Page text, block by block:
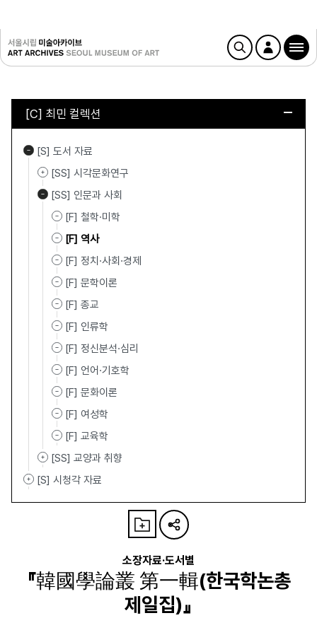
[C] 최민 컬렉션
[S] 도서 자료
[SS] 시각문화연구
[SS] 인문과 사회
[F] 철학·미학
[F] 역사
[F] 정치·사회·경제
[F] 문학이론
[F] 종교
[F] 인류학
[F] 정신분석·심리
[F] 언어·기호학
[F] 문화이론
[F] 여성학
[F] 교육학
[SS] 교양과 취향
[S] 시청각 자료
소장자료·도서별
『韓國學論叢 第一輯(한국학논총
제일집)』